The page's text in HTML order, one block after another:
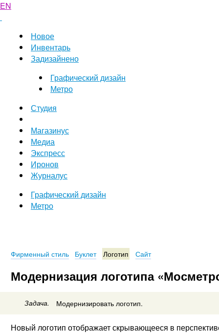
EN
Новое
Инвентарь
Задизайнено
Графический дизайн
Метро
Студия
Магазинус
Медиа
Экспресс
Иронов
Журналус
Графический дизайн
Метро
Фирменный стиль Буклет Логотип Сайт
Модернизация логотипа
Задача. Модернизировать логотип.
Новый логотип отображает скрывающееся в